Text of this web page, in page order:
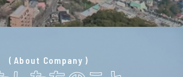
About Company